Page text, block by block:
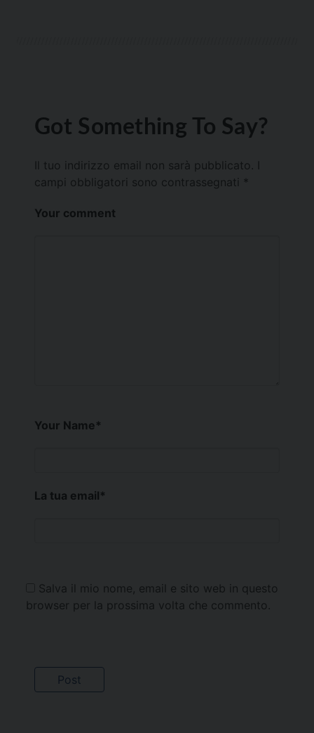
Got Something To Say?
Il tuo indirizzo email non sarà pubblicato.
campi obbligatori sono contrassegnati *
Your comment
Your Name*
La tua email*
Salva il mio nome, email e sito web in questo
browser per la prossima volta che commento.